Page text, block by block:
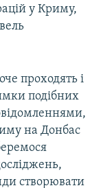
у Криму,
проходять і
подібних
на Донбас
створювати